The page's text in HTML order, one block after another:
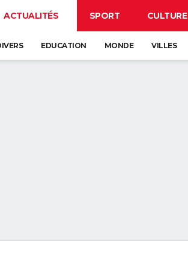
ACTUALITÉS SPORT CULTURE
EDUCATION MONDE VILLES